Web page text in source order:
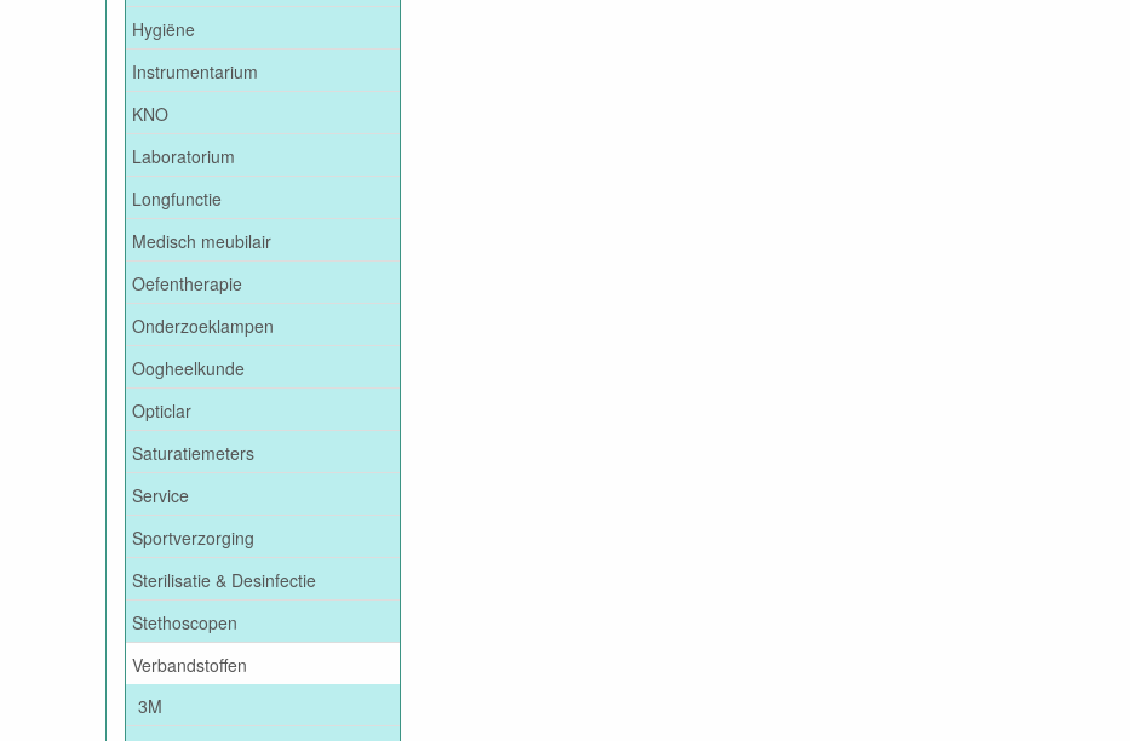
Hygiëne
Instrumentarium
KNO
Laboratorium
Longfunctie
Medisch meubilair
Oefentherapie
Onderzoeklampen
Oogheelkunde
Opticlar
Saturatiemeters
Service
Sportverzorging
Sterilisatie & Desinfectie
Stethoscopen
Verbandstoffen
3M